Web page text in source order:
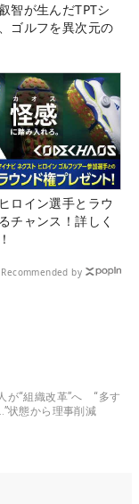
智が生んだTPTシ
ゴルフを異次元の
ロイン選手とラウ
チャンス！詳しく
Recommended by
が“組織改革”へ “多す
状態から理事削減